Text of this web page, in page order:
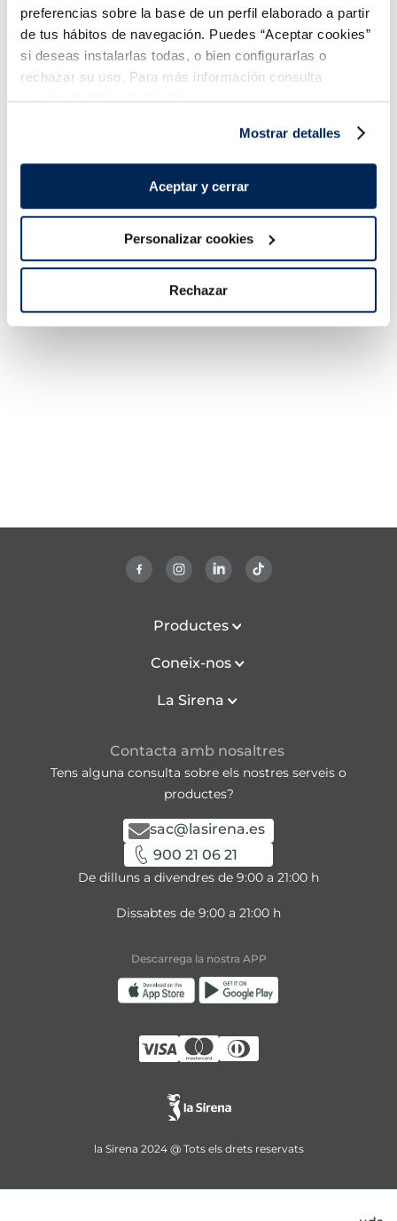
preferencias sobre la base de un perfil elaborado a partir
de tus hábitos de navegación. Puedes “Aceptar cookies”
si deseas instalarlas todas, o bien configurarlas o
rechazar su uso. Para más información consulta
nuestraPolítica de Cookies.
Mostrar detalles
Aceptar y cerrar
Personalizar cookies
Rechazar
Vaset gelat vainilla i
0,99 € Unitat 100 ml
Terrina Premium Menta
amb xocolata
5,49 €
COMBINABLE
Unitat 500 ml
Productes
Coneix-nos
La Sirena
Contacta amb nosaltres
Tens alguna consulta sobre els nostres serveis o
productes?
sac@lasirena.es
900 21 06 21
De dilluns a divendres de 9:00 a 21:00 h
Dissabtes de 9:00 a 21:00 h
Descarrega la nostra APP
la Sirena 2024 @ Tots els drets reservats